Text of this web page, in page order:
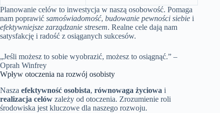
Planowanie celów to inwestycja w naszą osobowość. Pomaga
nam poprawić samoświadomość, budowanie pewności siebie i
efektywniejsze zarządzanie stresem. Realne cele dają nam
satysfakcję i radość z osiąganych sukcesów.
„Jeśli możesz to sobie wyobrazić, możesz to osiągnąć.” –
Oprah Winfrey
Wpływ otoczenia na rozwój osobisty
Nasza efektywność osobista, równowaga życiowa i
realizacja celów zależy od otoczenia. Zrozumienie roli
środowiska jest kluczowe dla naszego rozwoju.